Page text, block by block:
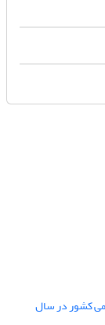
کشور در سال